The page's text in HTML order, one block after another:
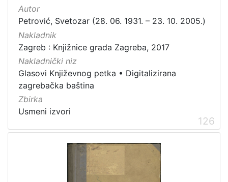
Autor
Petrović, Svetozar (28. 06. 1931. – 23. 10. 2005.)
Nakladnik
Zagreb : Knjižnice grada Zagreba, 2017
Nakladnički niz
Glasovi Književnog petka • Digitalizirana
zagrebačka baština
Zbirka
Usmeni izvori
126